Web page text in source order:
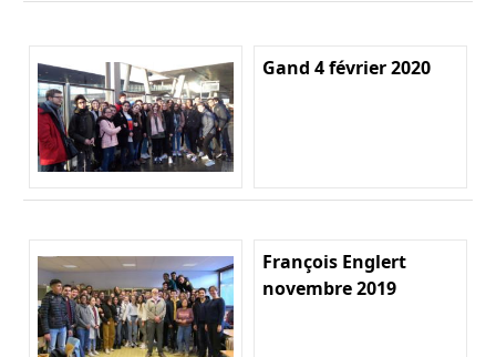
Gand 4 février 2020
François Englert
novembre 2019